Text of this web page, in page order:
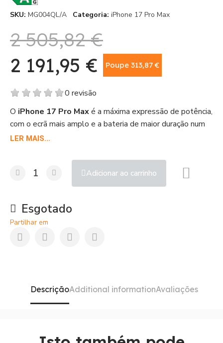
SKU MG004QL/A Categoria iPhone 17 Pro Max
2 505,82 €
2 191,95 €
Poupe 313,87 €
0 revisão
O iPhone 17 Pro Maxé a máxima expressão de potência,
com o ecrã mais amplo e a bateria de maior duração num
iPhone. Desenhado para criadores de conteúdo e
limites. Pode comprá-lo ao melhor preço em Portugal na
Shop Duty Free.
LER MAIS...
Adicionar ao carrinho
Esgotado
Partilhar em
DescriçãoAdditional informationAvaliações